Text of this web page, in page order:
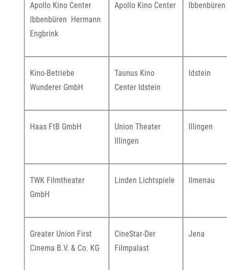
Apollo Kino Center
Ibbenbüren Hermann
Engbrink
Apollo Kino Center Ibbenbüren
Kino-Betriebe
Wunderer GmbH
Taunus Kino
Center Idstein
Idstein
Haas FtB GmbH
Union Theater
Illingen
Illingen
TWK Filmtheater
GmbH
Linden Lichtspiele Ilmenau
Greater Union First
Cinema B.V. & Co. KG
CineStar-Der
Filmpalast
Jena